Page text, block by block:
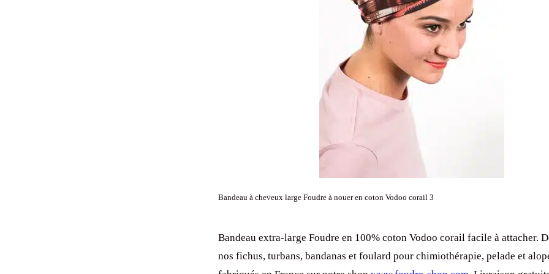
Bandeau à cheveux large Foudre à nouer en coton Vodoo corail 3
Bandeau extra-large Foudre en 100% coton Vodoo corail facile à attacher.
nos fichus, turbans, bandanas et foulard pour chimiothérapie, pelade et